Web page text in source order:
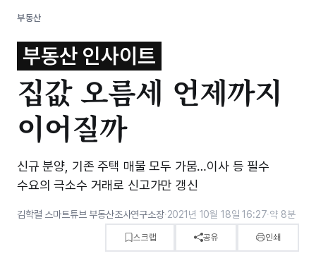
부동산
부동산 인사이트
집값 오름세 언제까지
이어질까
신규 분양, 기존 주택 매물 모두 가뭄…이사 등 필수
수요의 극소수 거래로 신고가만 갱신
김학렬 스마트튜브 부동산조사연구소장·2021년 10월 18일 16:27·약 8분
스크랩 공유 인쇄